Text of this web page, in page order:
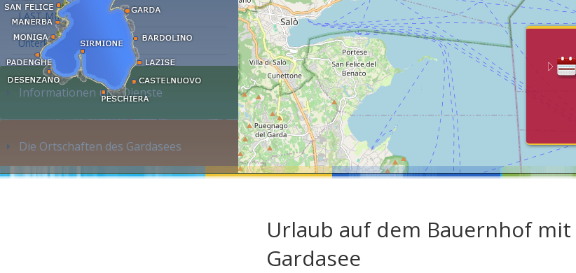
LAST MINUTE
Unterkunft suchen...
Informationen und Dienste
Die Ortschaften des Gardasees
Urlaub auf dem Bauernhof
Gardasee